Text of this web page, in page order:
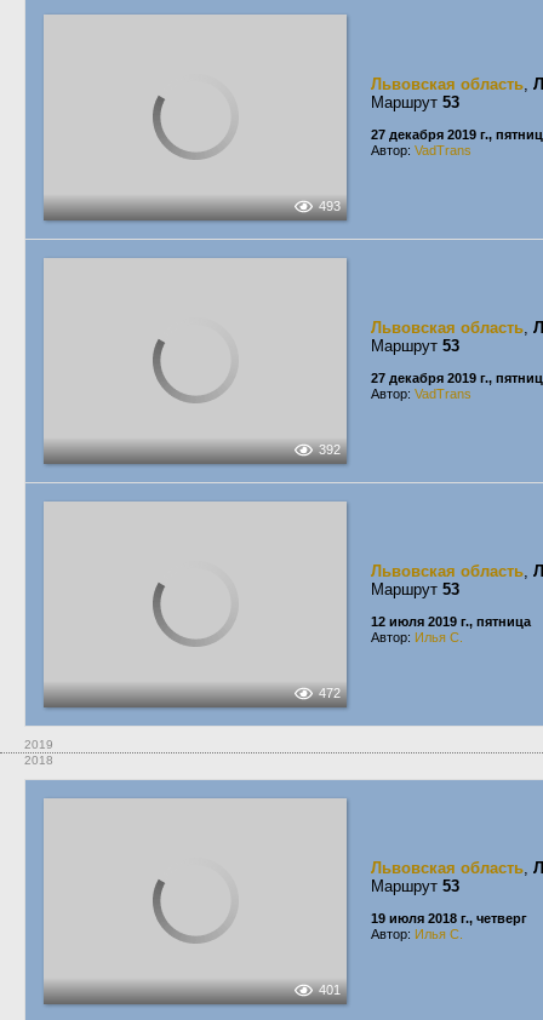
493
Львовская область,
Маршрут 53
27 декабря 2019 г.,
Автор: VadTrans
392
Львовская область,
Маршрут 53
27 декабря 2019 г.,
Автор: VadTrans
472
Львовская область,
Маршрут 53
12 июля 2019 г., пятница
Автор: Илья С.
2019
2018
401
Львовская область,
Маршрут 53
19 июля 2018 г., четверг
Автор: Илья С.